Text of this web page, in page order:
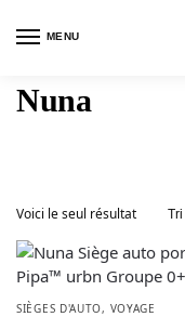
MENU
VoyageJumelles
Nuna
Voici le seul résultat
SIÈGES D'AUTO, VOYAGE